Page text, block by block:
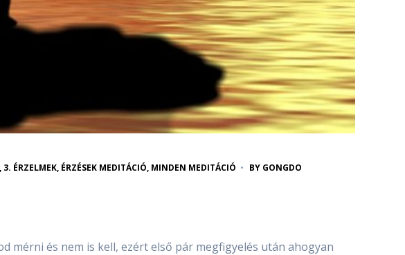
, 3. ÉRZELMEK, ÉRZÉSEK MEDITÁCIÓ, MINDEN MEDITÁCIÓ BY GONGDO
mérni és nem is kell, ezért első pár megfigyelés után ahogyan